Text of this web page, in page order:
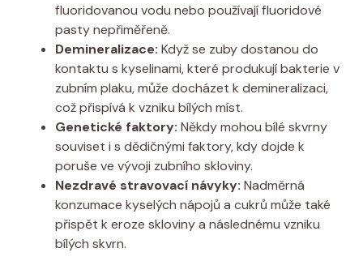
fluoridovanou vodu nebo používají fluoridové
pasty nepřiměřeně.
Demineralizace: Když se zuby dostanou do
kontaktu s kyselinami, které produkují bakterie v
zubním plaku, může docházet k demineralizaci,
což přispívá k vzniku bílých míst.
Genetické faktory: Někdy mohou bílé skvrny
souviset i s dědičnými faktory, kdy dojde k
poruše ve vývoji zubního skloviny.
Nezdravé stravovací návyky: Nadměrná
konzumace kyselých nápojů a cukrů může také
přispět k eroze skloviny a následnému vzniku
bílých skvrn.